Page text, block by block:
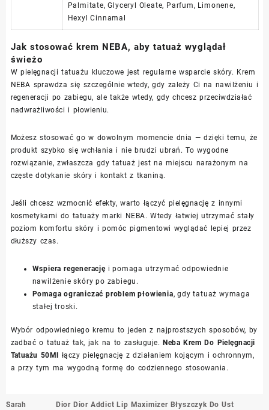
Palmitate, Glyceryl Oleate, Parfum, Limonene,
Hexyl Cinnamal
Jak stosować krem NEBA, aby tatuaż wyglądał
świeżo
W pielęgnacji tatuażu kluczowe jest regularne wsparcie skóry. Krem
NEBA sprawdza się szczególnie wtedy, gdy zależy Ci na nawilżeniu i
regeneracji po zabiegu, ale także wtedy, gdy chcesz przeciwdziałać
nadwrażliwości i płowieniu.
Możesz stosować go w dowolnym momencie dnia — dzięki temu, że
produkt szybko się wchłania i nie brudzi ubrań. To wygodne
rozwiązanie, zwłaszcza gdy tatuaż jest na miejscu narażonym na
częste dotykanie skóry i kontakt z tkaniną.
Jeśli chcesz wzmocnić efekty, warto łączyć pielęgnację z innymi
kosmetykami do tatuaży marki NEBA. Wtedy łatwiej utrzymać stały
poziom komfortu skóry i pomóc pigmentowi wyglądać lepiej przez
dłuższy czas.
Wspiera regeneracjęi pomaga utrzymać odpowiednie
nawilżenie skóry po zabiegu.
Pomaga ograniczać problem płowienia, gdy tatuaż wymaga
stałej troski.
Wybór odpowiedniego kremu to jeden z najprostszych sposobów, by
zadbać o tatuaż tak, jak na to zasługuje.Neba Krem Do Pielęgnacji
Tatuażu 50Ml łączy pielęgnację z działaniem kojącym i ochronnym,
a przy tym ma wygodną formę do codziennego stosowania.
Nawigacja
Sarah
Dior Dior Addict Lip Maximizer Błyszczyk Do Ust